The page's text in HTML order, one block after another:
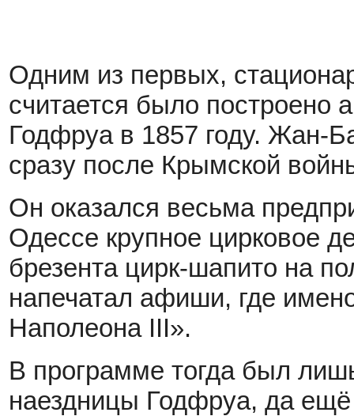
Одним из первых,
считается было построено
Годфруа в 1857 году. Жан-
сразу после Крымской
Он оказался весьма
Одессе крупное цирковое
брезента цирк-шапито на
напечатал афиши, где
Наполеона III».
В программе тогда был
наездницы Годфруа, да